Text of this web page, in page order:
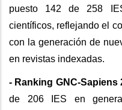
puesto 142 de 258
científicos, reflejando el
con la generación de
en revistas indexadas.
- Ranking GNC-Sapiens
de 206 IES en